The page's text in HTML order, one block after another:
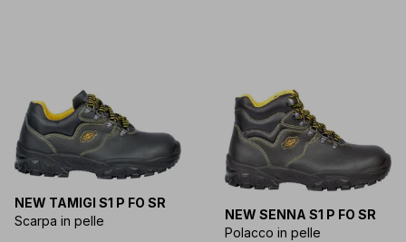
NEW TAMIGI S1 P FO SR
Scarpa in pelle
NEW SENNA S1 P FO SR
Polacco in pelle